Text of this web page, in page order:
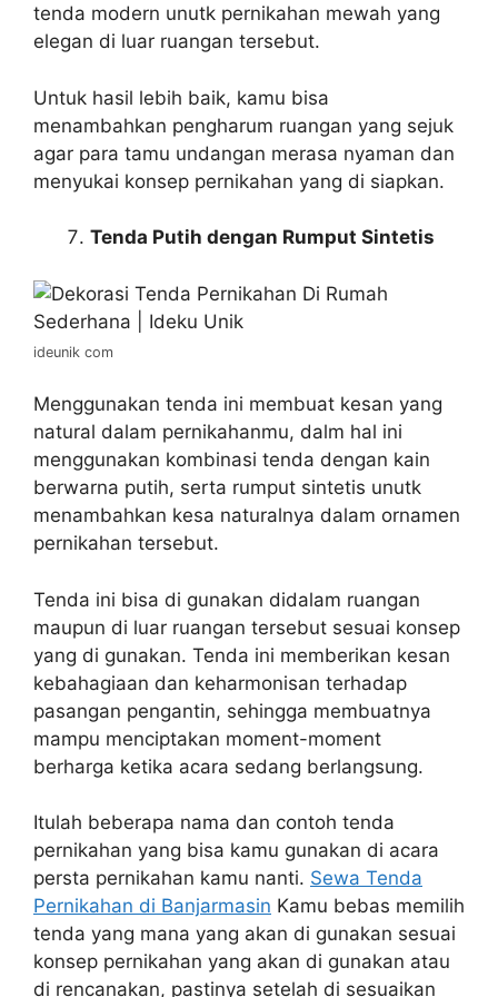
tenda modern unutk pernikahan mewah yang
elegan di luar ruangan tersebut.
Untuk hasil lebih baik, kamu bisa
menambahkan pengharum ruangan yang sejuk
agar para tamu undangan merasa nyaman dan
menyukai konsep pernikahan yang di siapkan.
Tenda Putih dengan Rumput Sintetis
ideunik com
Menggunakan tenda ini membuat kesan yang
natural dalam pernikahanmu, dalm hal ini
menggunakan kombinasi tenda dengan kain
berwarna putih, serta rumput sintetis unutk
menambahkan kesa naturalnya dalam ornamen
pernikahan tersebut.
Tenda ini bisa di gunakan didalam ruangan
maupun di luar ruangan tersebut sesuai konsep
yang di gunakan. Tenda ini memberikan kesan
kebahagiaan dan keharmonisan terhadap
pasangan pengantin, sehingga membuatnya
mampu menciptakan moment-moment
berharga ketika acara sedang berlangsung.
Itulah beberapa nama dan contoh tenda
pernikahan yang bisa kamu gunakan di acara
persta pernikahan kamu nanti. Sewa Tenda
Pernikahan di Banjarmasin Kamu bebas memilih
tenda yang mana yang akan di gunakan sesuai
konsep pernikahan yang akan di gunakan atau
di rencanakan, pastinya setelah di sesuaikan